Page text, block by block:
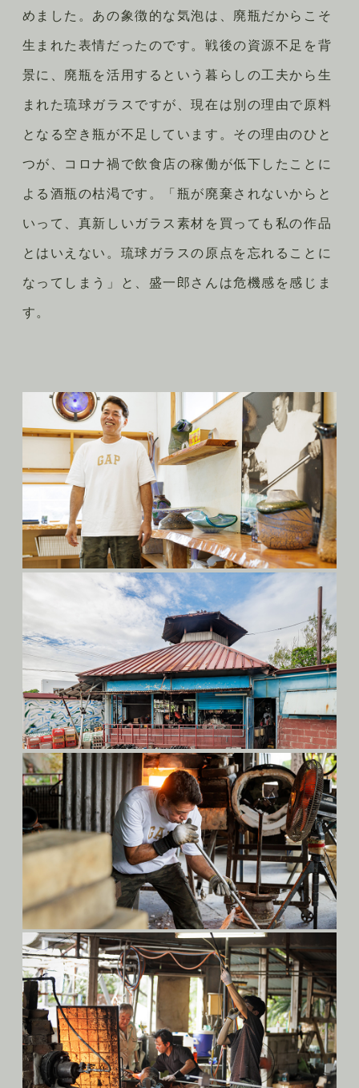
めました。あの象徴的な気泡は、廃瓶だからこそ
生まれた表情だったのです。戦後の資源不足を背
景に、廃瓶を活用するという暮らしの工夫から生
まれた琉球ガラスですが、現在は別の理由で原料
となる空き瓶が不足しています。その理由のひと
つが、コロナ禍で飲食店の稼働が低下したことに
よる酒瓶の枯渇です。「瓶が廃棄されないからと
いって、真新しいガラス素材を買っても私の作品
とはいえない。琉球ガラスの原点を忘れることに
なってしまう」と、盛一郎さんは危機感を感じま
す。